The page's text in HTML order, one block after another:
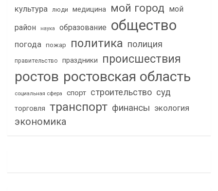
культура люди медицина мой город мой
район
наука образование общество
погода пожар политика полиция
правительство праздники происшествия
ростов ростовская область
социальная сфера спорт строительство суд
торговля транспорт финансы экология
экономика